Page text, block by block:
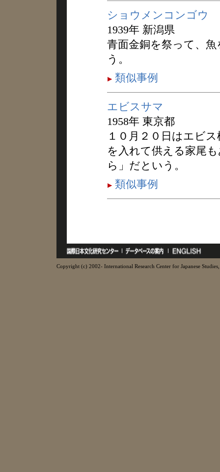
ショウメンコンゴウ
1939年 新潟県
青面金銅を祭って、
う。
類似事例
エビスサマ
1958年 東京都
１０月２０日はエビ
を入れて供える家尾
ら」だという。
類似事例
Copyright (c) 2002- International Research Center for Japanese